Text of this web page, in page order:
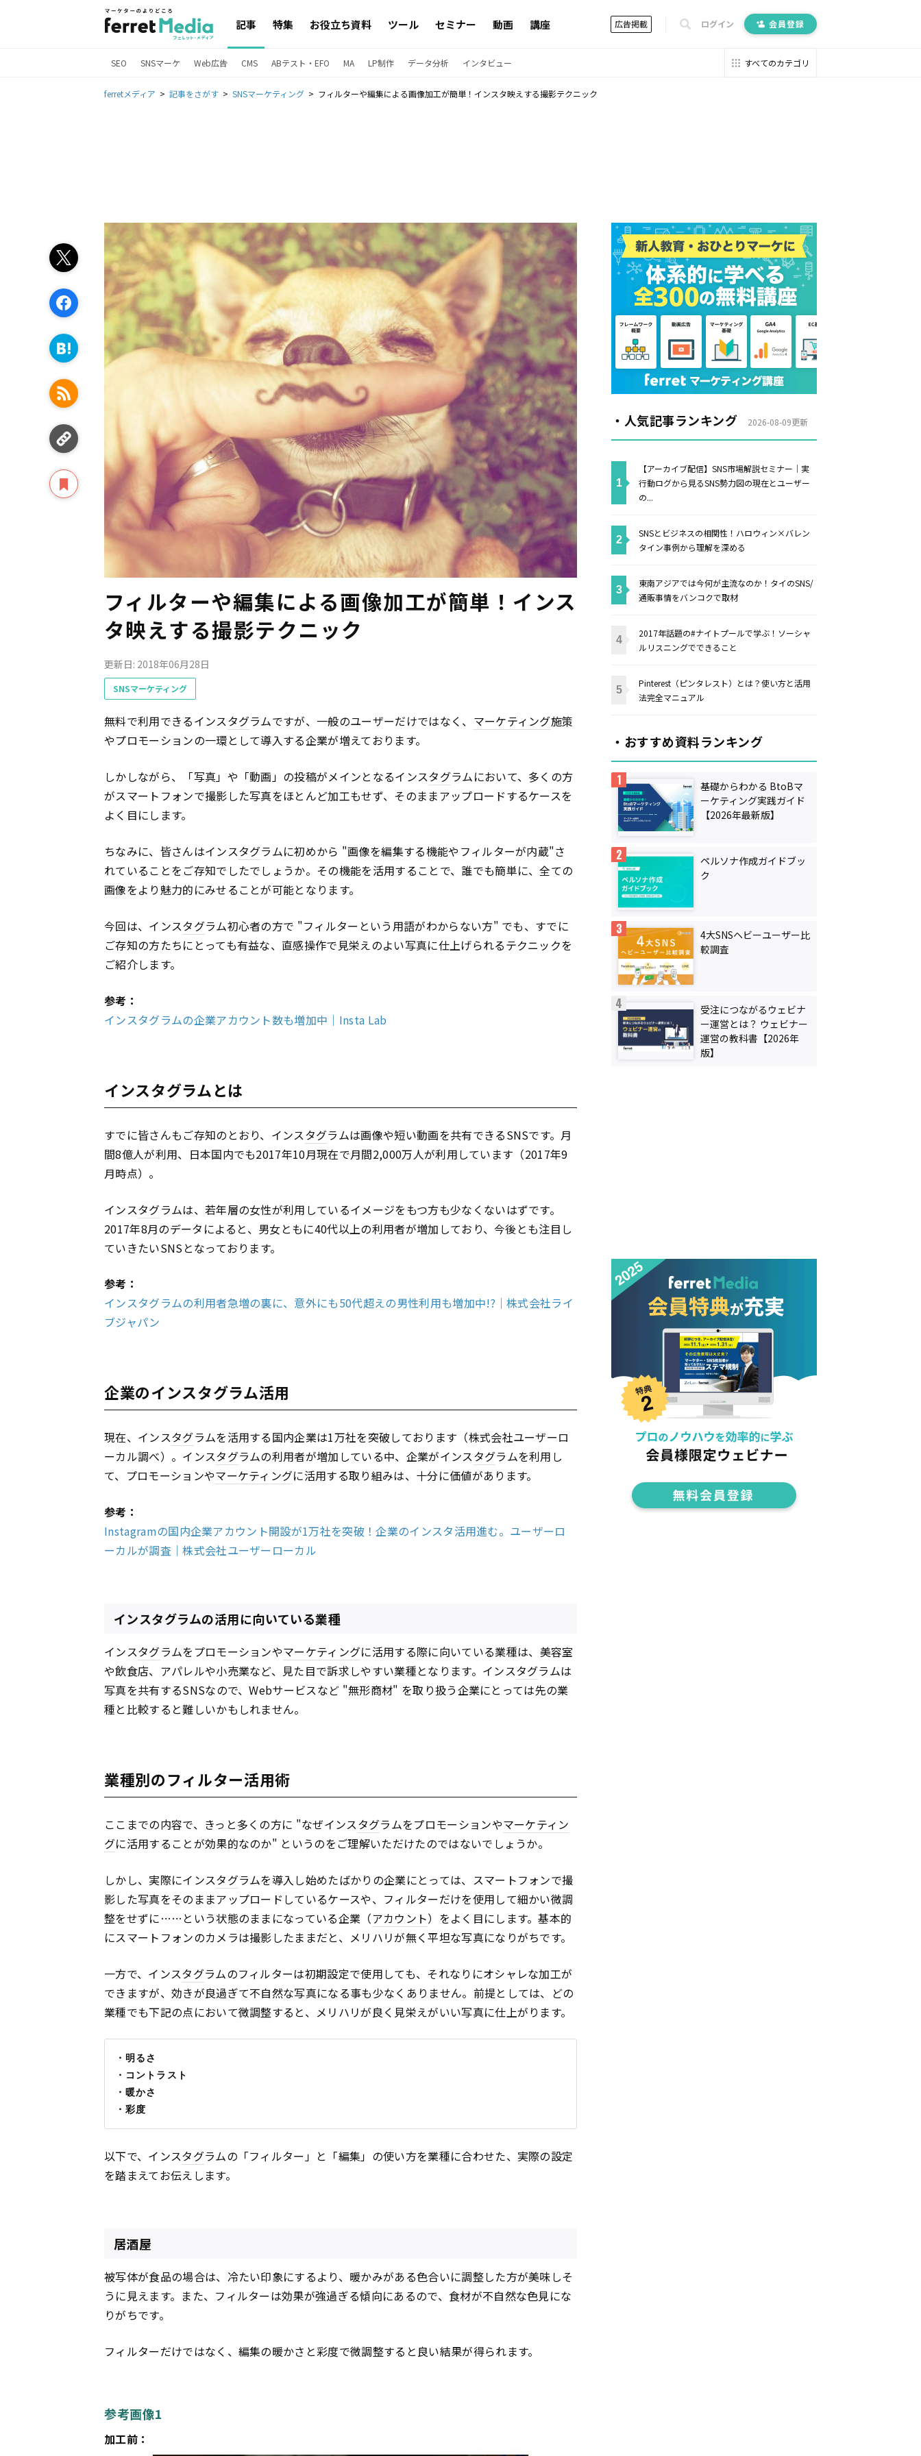
記事 特集 お役立ち資料 ツール セミナー 動画 講座 広告掲載 ログイン 会員登録
SEO SNSマーケ Web広告 CMS ABテスト・EFO MA LP制作 データ分析 インタビュー すべてのカテゴリ
ferretメディア 記事をさがす SNSマーケティング フィルターや編集による画像加工が簡単！インスタ映えする撮影テクニック
フィルターや編集による画像加工が簡単！インス
タ映えする撮影テクニック
更新日: 2018年06月28日
SNSマーケティング
無料で利用できるインスタグラムですが、一般のユーザーだけではなく、 マーケティング施策
やプロモーションの一環として導入する企業が増えております。
しかしながら、「写真」や「動画」の投稿がメインとなるインスタグラムにおいて、多くの方
がスマートフォンで撮影した写真をほとんど加工もせず、そのままアップロードするケースを
よく目にします。
ちなみに、皆さんはインスタグラムに初めから "画像を編集する機能やフィルターが内蔵"さ
れていることをご存知でしたでしょうか。その機能を活用することで、誰でも簡単に、全ての
画像をより魅力的にみせることが可能となります。
今回は、インスタグラム初心者の方で "フィルターという用語がわからない方" でも、すでに
ご存知の方たちにとっても有益な、直感操作で見栄えのよい写真に仕上げられるテクニックを
ご紹介します。
参考：
インスタグラムの企業アカウント数も増加中｜Insta Lab
インスタグラムとは
すでに皆さんもご存知のとおり、インスタグラムは画像や短い動画を共有できるSNSです。月
間8億人が利用、日本国内でも2017年10月現在で月間2,000万人が利用しています（2017年9
月時点）。
インスタグラムは、若年層の女性が利用しているイメージをもつ方も少なくないはずです。
2017年8月のデータによると、男女ともに40代以上の利用者が増加しており、今後とも注目し
ていきたいSNSとなっております。
参考：
インスタグラムの利用者急増の裏に、意外にも50代超えの男性利用も増加中!?｜株式会社ライ
ブジャパン
企業のインスタグラム活用
現在、インスタグラムを活用する国内企業は1万社を突破しております（株式会社ユーザーロ
ーカル調べ）。インスタグラムの利用者が増加している中、企業がインスタグラムを利用し
て、プロモーションやマーケティングに活用する取り組みは、十分に価値があります。
参考：
Instagramの国内企業アカウント開設が1万社を突破！企業のインスタ活用進む。ユーザーロ
ーカルが調査｜株式会社ユーザーローカル
インスタグラムの活用に向いている業種
インスタグラムをプロモーションやマーケティングに活用する際に向いている業種は、美容室
や飲食店、アパレルや小売業など、見た目で訴求しやすい業種となります。インスタグラムは
写真を共有するSNSなので、Webサービスなど "無形商材" を取り扱う企業にとっては先の業
種と比較すると難しいかもしれません。
業種別のフィルター活用術
ここまでの内容で、きっと多くの方に "なぜインスタグラムをプロモーションやマーケティン
グに活用することが効果的なのか" というのをご理解いただけたのではないでしょうか。
しかし、実際にインスタグラムを導入し始めたばかりの企業にとっては、スマートフォンで撮
影した写真をそのままアップロードしているケースや、フィルターだけを使用して細かい微調
整をせずに……という状態のままになっている企業（アカウント）をよく目にします。基本的
にスマートフォンのカメラは撮影したままだと、メリハリが無く平坦な写真になりがちです。
一方で、インスタグラムのフィルターは初期設定で使用しても、それなりにオシャレな加工が
できますが、効きが良過ぎて不自然な写真になる事も少なくありません。前提としては、どの
業種でも下記の点において微調整すると、メリハリが良く見栄えがいい写真に仕上がります。
・明るさ
・コントラスト
・暖かさ
・彩度
以下で、インスタグラムの「フィルター」と「編集」の使い方を業種に合わせた、実際の設定
を踏まえてお伝えします。
居酒屋
被写体が食品の場合は、冷たい印象にするより、暖かみがある色合いに調整した方が美味しそ
うに見えます。また、フィルターは効果が強過ぎる傾向にあるので、食材が不自然な色見にな
りがちです。
フィルターだけではなく、編集の暖かさと彩度で微調整すると良い結果が得られます。
参考画像1
加工前：
・人気記事ランキング 2026-08-09更新
【アーカイブ配信】SNS市場解説セミナー｜実
行動ログから見るSNS勢力図の現在とユーザー
の...
SNSとビジネスの相関性！ハロウィン×バレン
タイン事例から理解を深める
東南アジアでは今何が主流なのか！タイのSNS/
通販事情をバンコクで取材
2017年話題の#ナイトプールで学ぶ！ソーシャ
ルリスニングでできること
Pinterest（ピンタレスト）とは？使い方と活用
法完全マニュアル
・おすすめ資料ランキング
基礎からわかる BtoBマ
ーケティング実践ガイド
【2026年最新版】
ペルソナ作成ガイドブッ
ク
4大SNSヘビーユーザー比
較調査
受注につながるウェビナ
ー運営とは？ ウェビナー
運営の教科書【2026年
版】